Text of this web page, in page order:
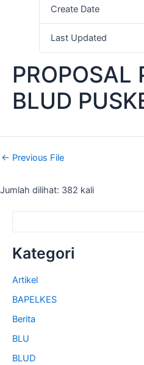
Create Date
Last Updated
PROPOSAL
BLUD
← Previous File
Jumlah dilihat: 382 kali
Kategori
Artikel
BAPELKES
Berita
BLU
BLUD